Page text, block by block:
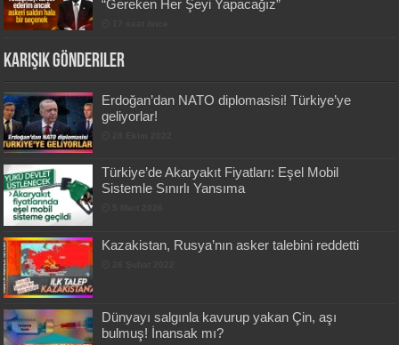
“Gereken Her Şeyi Yapacağız”
Karışık Gönderiler
Erdoğan’dan NATO diplomasisi! Türkiye’ye
geliyorlar!
Türkiye’de Akaryakıt Fiyatları: Eşel Mobil
Sistemle Sınırlı Yansıma
Kazakistan, Rusya’nın asker talebini reddetti
Dünyayı salgınla kavurup yakan Çin, aşı
bulmuş! İnansak mı?